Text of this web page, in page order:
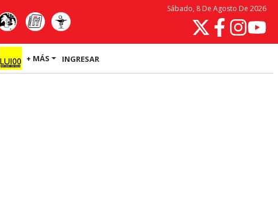
Sábado, 8 De Agosto De 2026
+ MÁS INGRESAR